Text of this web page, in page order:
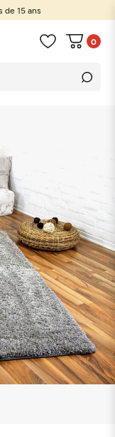
de 15 ans
0